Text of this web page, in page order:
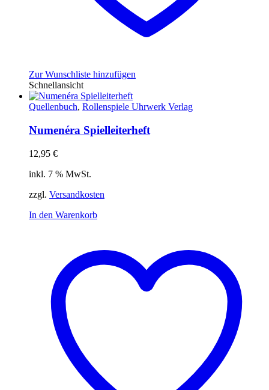
Zur Wunschliste hinzufügen
Schnellansicht
Quellenbuch, Rollenspiele Uhrwerk Verlag
Numenéra Spielleiterheft
12,95 €
inkl. 7 % MwSt.
zzgl. Versandkosten
In den Warenkorb